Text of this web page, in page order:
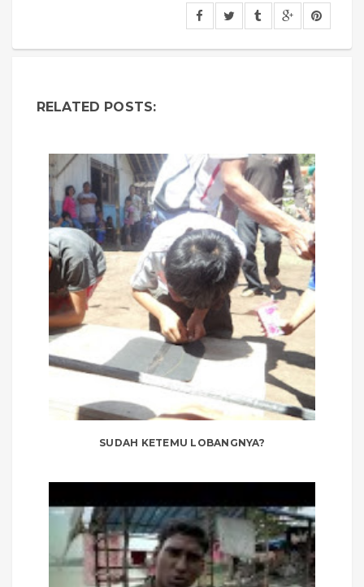
RELATED POSTS:
SUDAH KETEMU LOBANGNYA?